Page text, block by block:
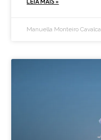
Manuella Monteiro